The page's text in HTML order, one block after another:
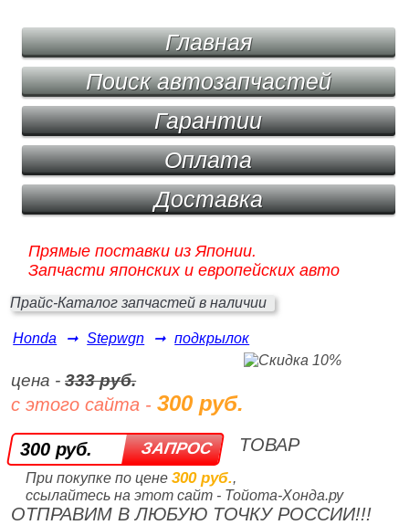
Главная
Поиск автозапчастей
Гарантии
Оплата
Доставка
Прямые поставки из Японии.
Запчасти японских и европейских авто
Прайс-Каталог запчастей в наличии
Honda ➞ Stepwgn ➞ подкрылок
цена -333 руб.
с этого сайта -300 руб.
300 руб.
При покупке по цене 300 руб.,
ссылайтесь на этот сайт - Тойота-Хонда.ру
ТОВАР
ОТПРАВИМ В ЛЮБУЮ ТОЧКУ РОССИИ!!!